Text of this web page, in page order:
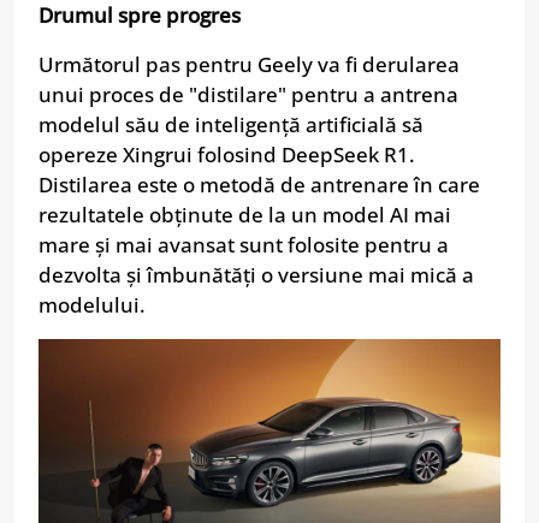
Drumul spre progres
Următorul pas pentru Geely va fi derularea
unui proces de "distilare" pentru a antrena
modelul său de inteligență artificială să
opereze Xingrui folosind DeepSeek R1.
Distilarea este o metodă de antrenare în care
rezultatele obținute de la un model AI mai
mare și mai avansat sunt folosite pentru a
dezvolta și îmbunătăți o versiune mai mică a
modelului.